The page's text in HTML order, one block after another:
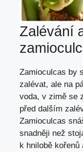
Zalévání
Zamioculcas by
zalévat, ale na
voda, v zimě se
před dalším
Zamioculcas
snadněji než
k hnilobě kořenů